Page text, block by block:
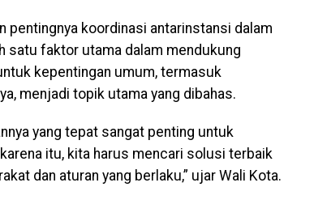
pentingnya koordinasi antarinstansi dalam
satu faktor utama dalam mendukung
kepentingan umum, termasuk
menjadi topik utama yang dibahas.
yang tepat sangat penting untuk
itu, kita harus mencari solusi terbaik
dan aturan yang berlaku,” ujar Wali Kota.